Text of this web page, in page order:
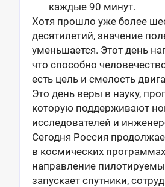
каждые 90 минут.
Хотя прошло уже более
десятилетий, значение
уменьшается. Этот день
что способно
есть цель и смелость
Это день веры в науку,
которую поддерживают
исследователей и
Сегодня Россия
в космических
направление
запускает спутники,